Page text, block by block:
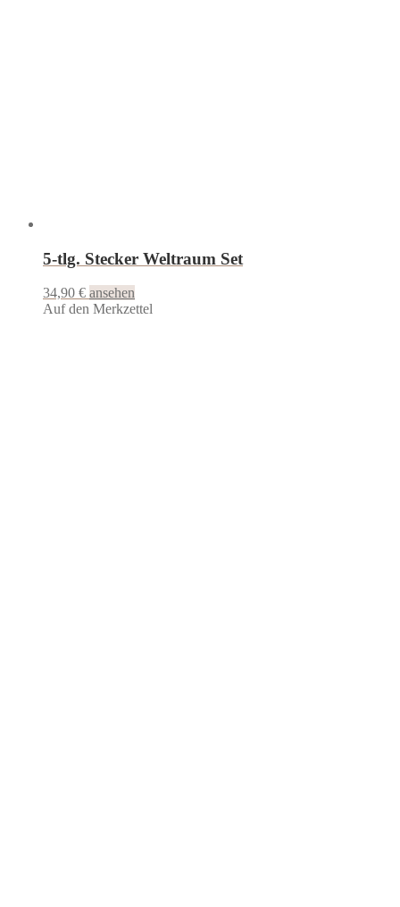
5-tlg. Stecker Weltraum Set
34,90 € ansehen
Auf den Merkzettel